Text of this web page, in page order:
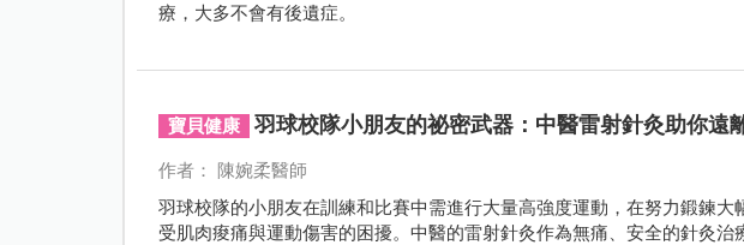
療，大多不會有後遺症。
寶貝健康 羽球校隊小朋友的祕密武器：中醫雷射針灸助你遠
作者： 陳婉柔醫師
羽球校隊的小朋友在訓練和比賽中需進行大量高強度運動，在努力鍛鍊
受肌肉痠痛與運動傷害的困擾。中醫的雷射針灸作為無痛、安全的針灸